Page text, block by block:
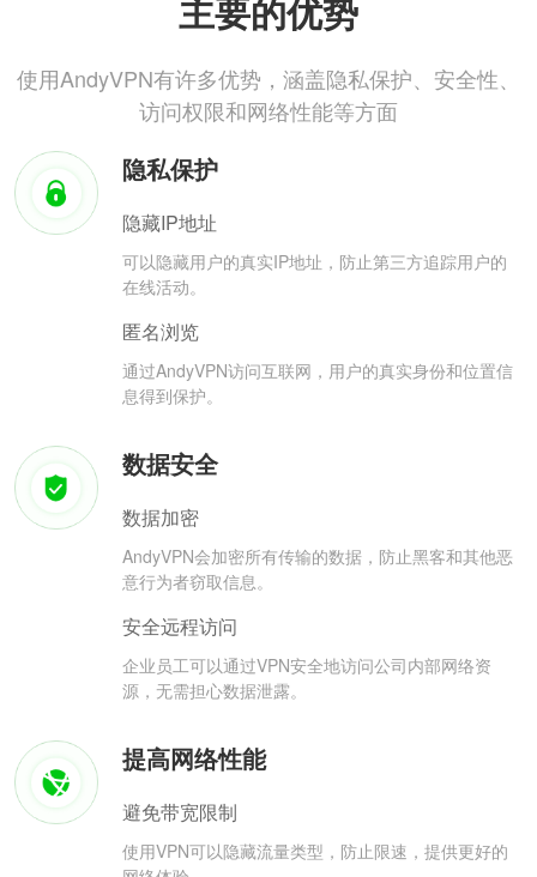
主要的优势
使用AndyVPN有许多优势，涵盖隐私保护、安全性、
访问权限和网络性能等方面
隐私保护
隐藏IP地址
可以隐藏用户的真实IP地址，防止第三方追踪用户的
在线活动。
匿名浏览
通过AndyVPN访问互联网，用户的真实身份和位置信
息得到保护。
数据安全
数据加密
AndyVPN会加密所有传输的数据，防止黑客和其他恶
意行为者窃取信息。
安全远程访问
企业员工可以通过VPN安全地访问公司内部网络资
源，无需担心数据泄露。
提高网络性能
避免带宽限制
使用VPN可以隐藏流量类型，防止限速，提供更好的